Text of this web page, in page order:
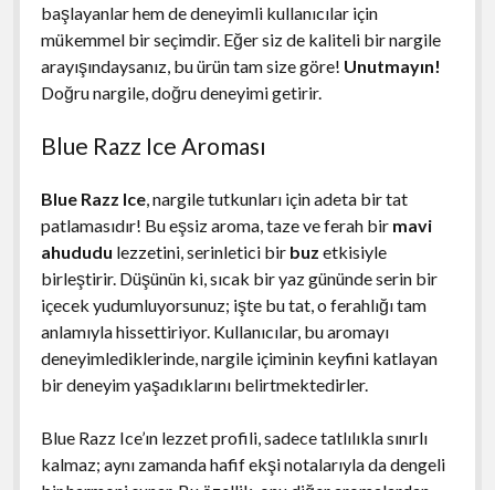
başlayanlar hem de deneyimli kullanıcılar için
mükemmel bir seçimdir. Eğer siz de kaliteli bir nargile
arayışındaysanız, bu ürün tam size göre! Unutmayın!
Doğru nargile, doğru deneyimi getirir.
Blue Razz Ice Aroması
Blue Razz Ice, nargile tutkunları için adeta bir tat
patlamasıdır! Bu eşsiz aroma, taze ve ferah bir mavi
ahududu lezzetini, serinletici bir buz etkisiyle
birleştirir. Düşünün ki, sıcak bir yaz gününde serin bir
içecek yudumluyorsunuz; işte bu tat, o ferahlığı tam
anlamıyla hissettiriyor. Kullanıcılar, bu aromayı
deneyimlediklerinde, nargile içiminin keyfini katlayan
bir deneyim yaşadıklarını belirtmektedirler.
Blue Razz Ice’ın lezzet profili, sadece tatlılıkla sınırlı
kalmaz; aynı zamanda hafif ekşi notalarıyla da dengeli